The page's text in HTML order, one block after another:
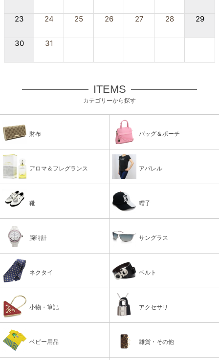
23 24 25 26 27 28 29
30 31
ITEMS
カテゴリーから探す
財布 バッグ＆ポーチ
アロマ＆フレグランス アパレル
靴 帽子
腕時計 サングラス
ネクタイ ベルト
小物・筆記 アクセサリ
ベビー用品 雑貨・その他